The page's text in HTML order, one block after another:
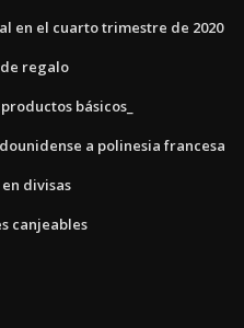
en el cuarto trimestre de 2020
regalo
básicos_
a polinesia francesa
divisas
canjeables